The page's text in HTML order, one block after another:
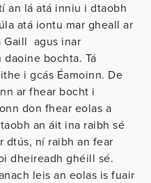
an lá atá inniu i dtaobh
atá iontu mar gheall ar
Gaill agus inar
bochta. Tá
i gcás Éamoinn. De
ar fhear bocht i
don fhear eolas a
an áit ina raibh sé
dtús, ní raibh an fear
dheireadh ghéill sé.
leis an eolas is fuair